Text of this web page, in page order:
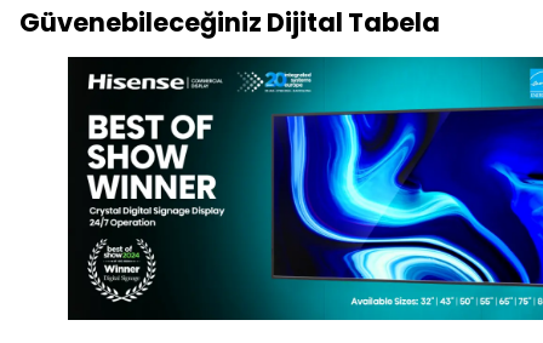
Güvenebileceğiniz Dijital Tabela